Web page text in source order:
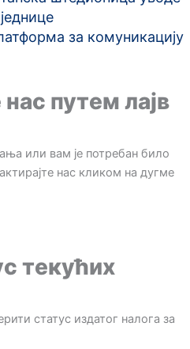
за комуникацију
путем лајв
или вам је потребан било
нас кликом на дугме
текућих
статус издатог налога за